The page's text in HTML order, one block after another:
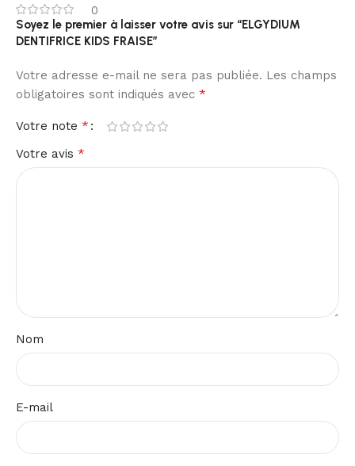
0
Soyez le premier à laisser votre avis sur “ELGYDIUM
DENTIFRICE KIDS FRAISE”
Votre adresse e-mail ne sera pas publiée. Les champs
obligatoires sont indiqués avec *
Votre note *
Votre avis *
Nom
E-mail